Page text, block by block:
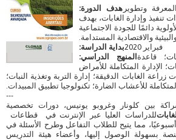
هدف الدورة: وتطوير
تنفيذ وإدارة الغابات، بهدف
دائمًا للجودة الاجتماعية
والاقتصادية المستدامة.
بداية الدراسة:
فبراير 2020
المنهج الدراسي: قاعدة
الإدارة المتكاملة للأمراض
الغابات الدقيقة؛ إدارة التربة وتغذية النبات؛
المتكاملة للأعشاب الضارة؛ تكنولوجيا تطبيق المبيدات.
---
بين كلونار وغروبو يونيس، دورات تخصصية
للدراسات العليا عبر الإنترنت في قطاعات
مما يتيح للطلاب التفاعل وطرح الأسئلة في
بسهولة الوصول إليها، وأعضاء هيئة التدريس